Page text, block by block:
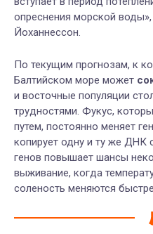
опреснения морской
Йоханнессон.
По текущим прогнозам, к
Балтийском море может
и восточные популяции
трудностями. Фукус,
путем, постоянно меняет
копирует одну и ту же ДНК
генов повышает шансы
выживание, когда
соленость меняются